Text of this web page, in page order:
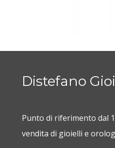
Orecchini
Distefano
Punto di riferimento dal
vendita di gioielli e